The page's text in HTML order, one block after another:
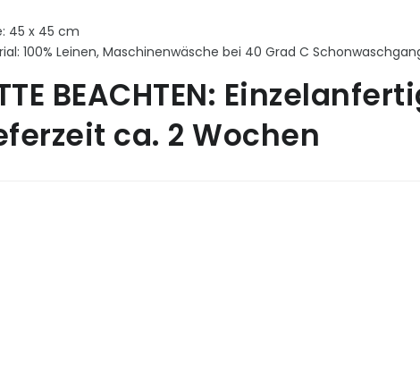
45 x 45 cm
100% Leinen, Maschinenwäsche bei 40 Grad C
BEACHTEN:
ca. 2 Wochen